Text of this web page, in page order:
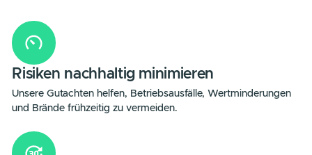
DIE VORTEILE
Unsere Gutachter mit über 30 Jahren Expertise
Risiken und gewährleisten langfristige Sicherheit für Ihre
DieVorteile